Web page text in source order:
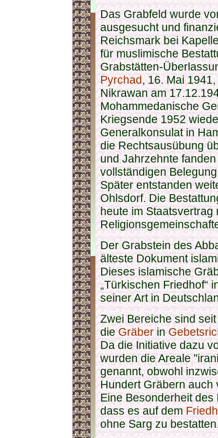
Das Grabfeld wurde
ausgesucht und
Reichsmark bei
für muslimische
Grabstätten-
Pyrchad, 16. Mai
Nikrawan am
Mohammedanische
Kriegsende 1952
Generalkonsulat in
die Rechtsausübung
und Jahrzehnte
vollständigen
Später entstanden
Ohlsdorf. Die
heute im Staatsvertrag
Der Grabstein des
älteste Dokument
Dieses islamische
„Türkischen Friedhof“
seiner Art in
Zwei Bereiche sind
dieGräberin
Da die Initiative dazu
wurden die Areale
genannt, obwohl
Hundert Gräbern auch
Eine Besonderheit
dass es auf dem
ohne Sarg zu